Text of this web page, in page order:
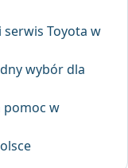
serwis Toyota w
wybór dla
pomoc w